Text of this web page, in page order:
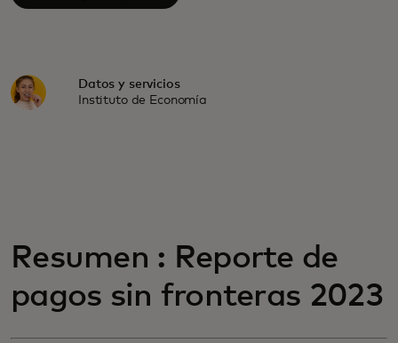
Datos y servicios
Instituto de Economía
Resumen : Reporte de
pagos sin fronteras 2023